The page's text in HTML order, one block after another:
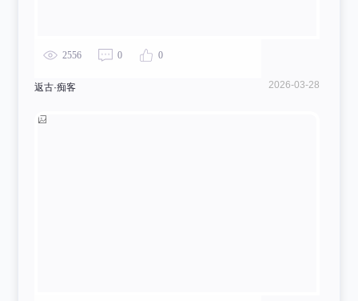
2556 0 0
返古·痴客 2026-03-28